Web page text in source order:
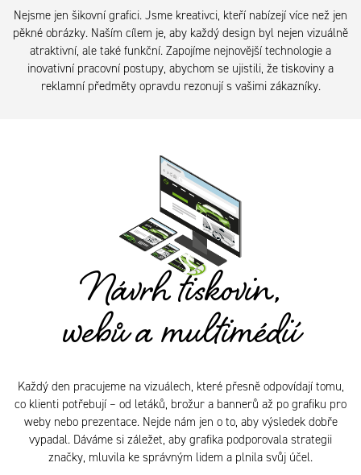
Nejsme jen šikovní grafici. Jsme kreativci, kteří nabízejí více než jen
pěkné obrázky. Naším cílem je, aby každý design byl nejen vizuálně
atraktivní, ale také funkční. Zapojíme nejnovější technologie a
inovativní pracovní postupy, abychom se ujistili, že tiskoviny a
reklamní předměty opravdu rezonují s vašimi zákazníky.
Návrh tiskovin,
webů a multimédií
Každý den pracujeme na vizuálech, které přesně odpovídají tomu,
co klienti potřebují – od letáků, brožur a bannerů až po grafiku pro
weby nebo prezentace. Nejde nám jen o to, aby výsledek dobře
vypadal. Dáváme si záležet, aby grafika podporovala strategii
značky, mluvila ke správným lidem a plnila svůj účel.